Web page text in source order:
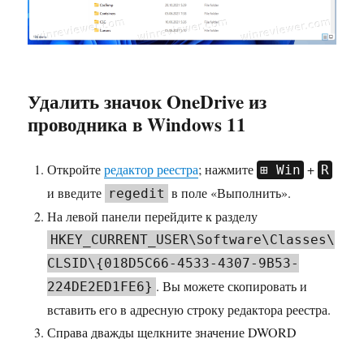
Удалить значок OneDrive из
проводника в Windows 11
Откройтередактор реестра; нажмите Win + R
и введите regedit в поле «Выполнить».
На левой панели перейдите к разделу
HKEY_CURRENT_USER\Software\Classes\
CLSID\{018D5C66-4533-4307-9B53-
224DE2ED1FE6} . Вы можете скопировать и
вставить его в адресную строку редактора реестра.
Справа дважды щелкните значение DWORD